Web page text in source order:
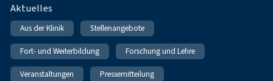
Fußnavigation
Aktuelles
Aus der Klinik Stellenangebote
Fort- und Weiterbildung Forschung und Lehre
Veranstaltungen Pressemitteilung